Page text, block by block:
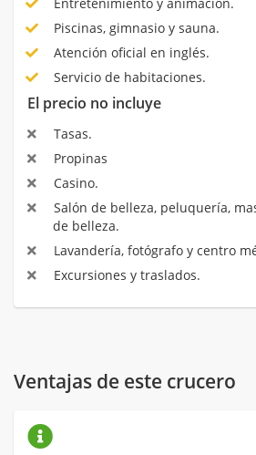
Piscinas, gimnasio y sauna.
Atención oficial en inglés.
Servicio de habitaciones.
El precio no incluye
Tasas.
Propinas
Casino.
Salón de belleza, peluquería,
de belleza.
Lavandería, fotógrafo y centro
Excursiones y traslados.
Ventajas de este crucero